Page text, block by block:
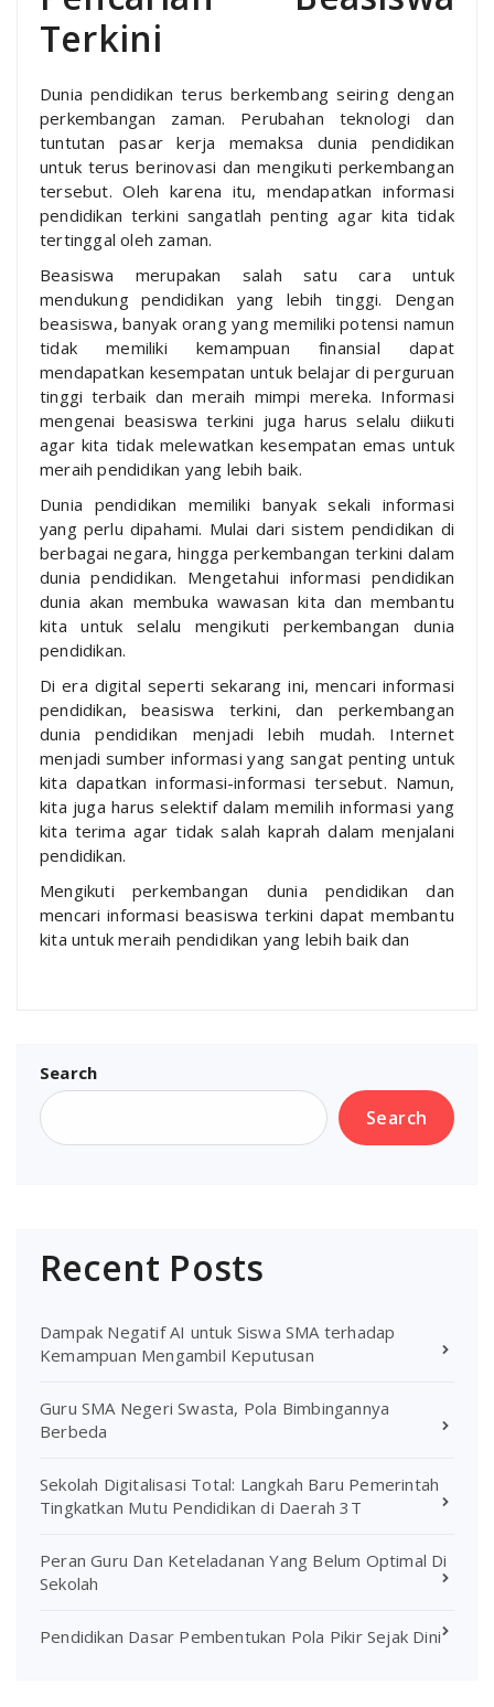
Terkini
Dunia pendidikan terus berkembang seiring dengan
perkembangan zaman. Perubahan teknologi dan
tuntutan pasar kerja memaksa dunia pendidikan
untuk terus berinovasi dan mengikuti perkembangan
tersebut. Oleh karena itu, mendapatkan informasi
pendidikan terkini sangatlah penting agar kita tidak
tertinggal oleh zaman.
Beasiswa merupakan salah satu cara untuk
mendukung pendidikan yang lebih tinggi. Dengan
beasiswa, banyak orang yang memiliki potensi namun
tidak memiliki kemampuan finansial dapat
mendapatkan kesempatan untuk belajar di perguruan
tinggi terbaik dan meraih mimpi mereka. Informasi
mengenai beasiswa terkini juga harus selalu diikuti
agar kita tidak melewatkan kesempatan emas untuk
meraih pendidikan yang lebih baik.
Dunia pendidikan memiliki banyak sekali informasi
yang perlu dipahami. Mulai dari sistem pendidikan di
berbagai negara, hingga perkembangan terkini dalam
dunia pendidikan. Mengetahui informasi pendidikan
dunia akan membuka wawasan kita dan membantu
kita untuk selalu mengikuti perkembangan dunia
pendidikan.
Di era digital seperti sekarang ini, mencari informasi
pendidikan, beasiswa terkini, dan perkembangan
dunia pendidikan menjadi lebih mudah. Internet
menjadi sumber informasi yang sangat penting untuk
kita dapatkan informasi-informasi tersebut. Namun,
kita juga harus selektif dalam memilih informasi yang
kita terima agar tidak salah kaprah dalam menjalani
pendidikan.
Mengikuti perkembangan dunia pendidikan dan
mencari informasi beasiswa terkini dapat membantu
kita untuk meraih pendidikan yang lebih baik dan
Search
Search
Recent Posts
Dampak Negatif AI untuk Siswa SMA terhadap
Kemampuan Mengambil Keputusan
Guru SMA Negeri Swasta, Pola Bimbingannya
Berbeda
Sekolah Digitalisasi Total: Langkah Baru Pemerintah
Tingkatkan Mutu Pendidikan di Daerah 3T
Peran Guru Dan Keteladanan Yang Belum Optimal Di
Sekolah
Pendidikan Dasar Pembentukan Pola Pikir Sejak Dini